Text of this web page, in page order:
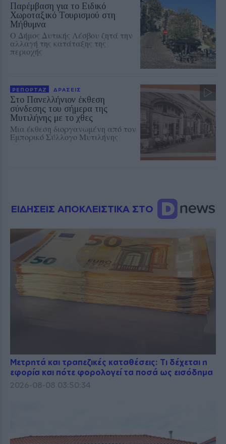
Παρέμβαση για το Ειδικό
Χωροταξικό Τουρισμού στη
Μήθυμνα
Ο Δήμος Δυτικής Λέσβου ζητά την
αλλαγή της κατάταξης της
περιοχής
ΡΕΠΟΡΤΑΖ ΔΡΑΣΕΙΣ
Στο Πανελλήνιον έκθεση
σύνδεσης του σήμερα της
Μυτιλήνης με το χθες
Μια έκθεση διοργανωμένη από τον
Εμπορικό Σύλλογο Μυτιλήνης
ΕΙΔΗΣΕΙΣ ΑΠΟΚΛΕΙΣΤΙΚΑ ΣΤΟ
Μετρητά και τραπεζικές καταθέσεις: Τι δέχεται η
εφορία και πότε φορολογεί τα ποσά ως εισόδημα
2026-08-08 03:50:34